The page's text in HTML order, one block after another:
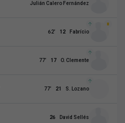
Julián Calero Fernández
12 Fabrício
62’
17 O. Clemente
77’
21 S. Lozano
77’
26 David Sellés